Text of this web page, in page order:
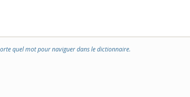
quel mot pour naviguer dans le dictionnaire.